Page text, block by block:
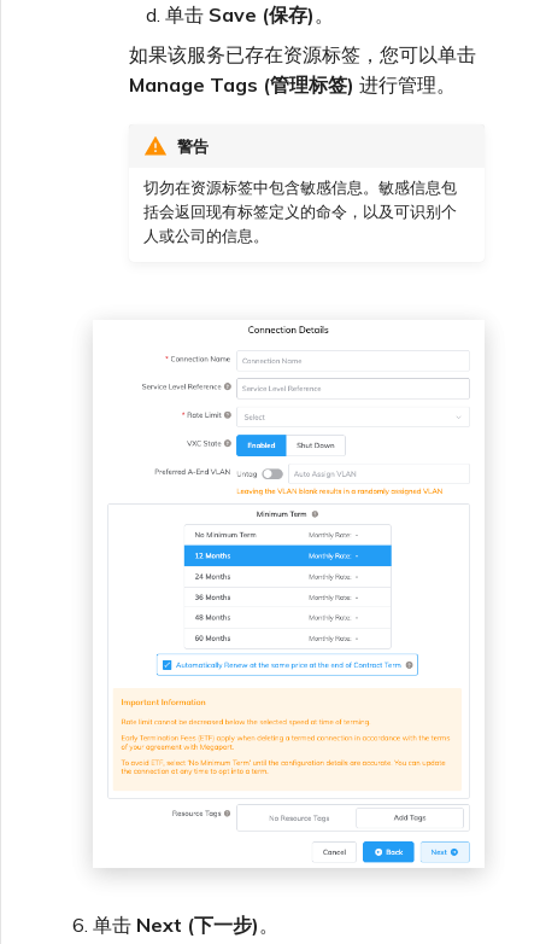
单击 Save (保存) 。
如果该服务已存在资源标签，您可以单击
Manage Tags (管理标签) 进行管理。
警告
切勿在资源标签中包含敏感信息。敏感信息包
括会返回现有标签定义的命令，以及可识别个
人或公司的信息。
单击 Next (下一步) 。